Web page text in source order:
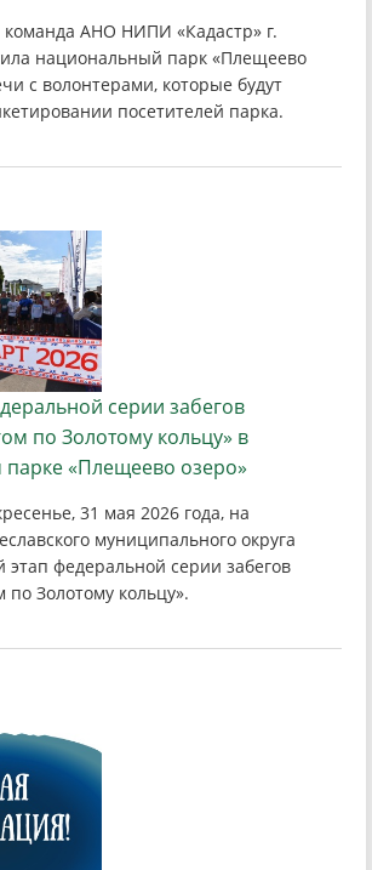
команда АНО НИПИ «Кадастр» г.
национальный парк «Плещеево
с волонтерами, которые будут
посетителей парка.
серии забегов
по Золотому кольцу» в
«Плещеево озеро»
31 мая 2026 года, на
муниципального округа
этап федеральной серии забегов
Золотому кольцу».